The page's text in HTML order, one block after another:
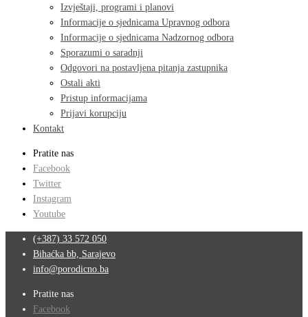
Izvještaji, programi i planovi
Informacije o sjednicama Upravnog odbora
Informacije o sjednicama Nadzornog odbora
Sporazumi o saradnji
Odgovori na postavljena pitanja zastupnika
Ostali akti
Pristup informacijama
Prijavi korupciju
Kontakt
Pratite nas
Facebook
Twitter
Instagram
Youtube
(+387) 33 572 050
Bihaćka bb, Sarajevo
info@porodicno.ba
Pratite nas
Facebook